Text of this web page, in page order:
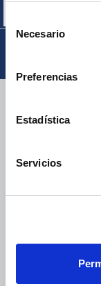
Necesario
Preferencias
Estadística
Servicios